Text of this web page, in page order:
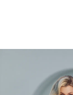
POUR LE